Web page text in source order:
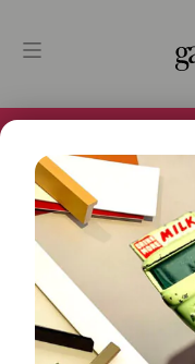
Versandfertig!